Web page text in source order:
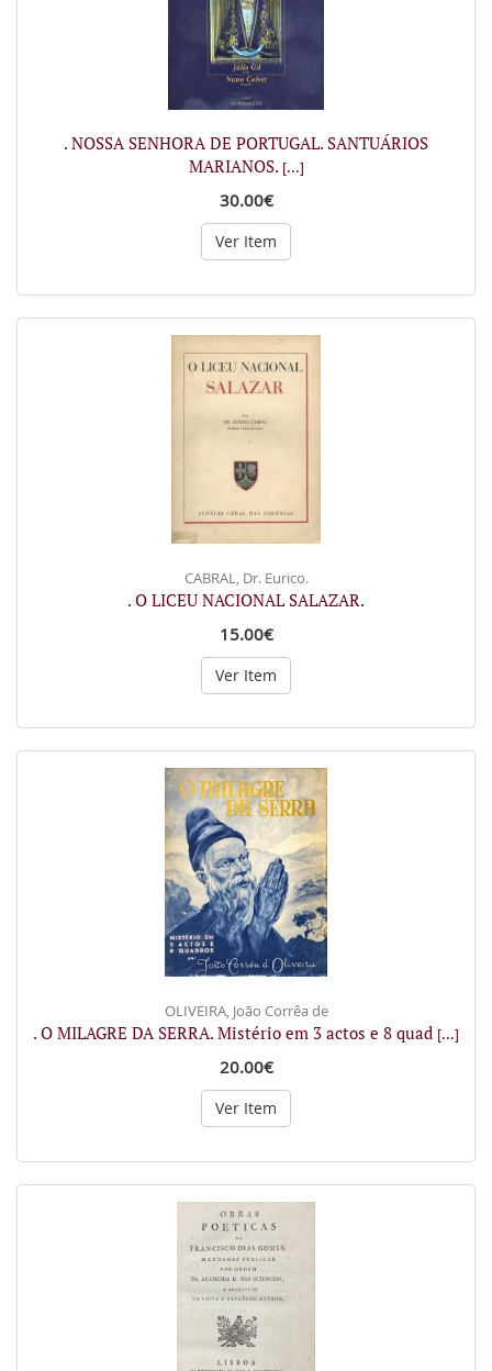
. NOSSA SENHORA DE PORTUGAL. SANTUÁRIOS
MARIANOS. [...]
30.00€
Ver Item
CABRAL, Dr. Eurico.
. O LICEU NACIONAL SALAZAR.
15.00€
Ver Item
OLIVEIRA, João Corrêa de
. O MILAGRE DA SERRA. Mistério em 3 actos e 8 quad [...]
20.00€
Ver Item